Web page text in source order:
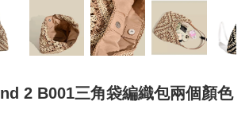
2 B001三角袋編織包兩個顏色